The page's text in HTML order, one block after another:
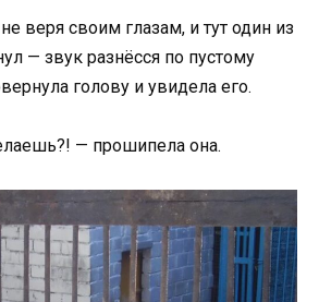
веря своим глазам, и тут один из
— звук разнёсся по пустому
голову и увидела его.
— прошипела она.